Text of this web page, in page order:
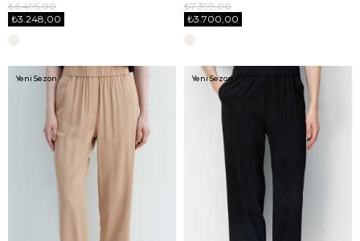
₺3.248,00
₺6.495,00
₺3.700,00
₺7.399,00
Yeni Sezon Yeni Sezon